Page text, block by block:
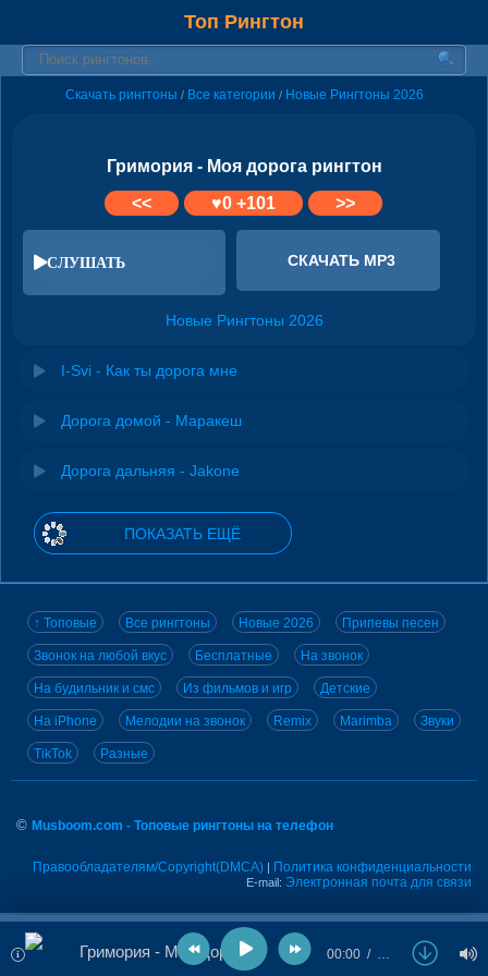
Топ Рингтон
Скачать рингтоны / Все категории / Новые Рингтоны 2026
Гримория - Моя дорога рингтон
<<
♥0+101 >>
СЛУШАТЬ СКАЧАТЬ MP3
Новые Рингтоны 2026
I-Svi - Как ты дорога мне
Дорога домой - Маракеш
Дорога дальняя - Jakone
ПОКАЗАТЬ ЕЩЁ
↑ Топовые Все рингтоны Новые 2026 Припевы песен
Звонок на любой вкус Бесплатные На звонок
На будильник и смс Из фильмов и игр Детские
На iPhone Мелодии на звонок Remix Marimba Звуки
TikTok Разные
© Musboom.com - Топовые рингтоны на телефон
Правообладателям/Copyright(DMCA) | Политика конфиденциальности
E-mail: Электронная почта для связи
Гримория - Моя дорога 00:00 …